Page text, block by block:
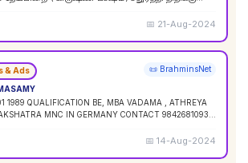
📅 21-Aug-2024
& Ads 📜 BrahminsNet
1989 QUALIFICATION BE, MBA VADAMA , ATHREYA
MNC IN GERMANY CONTACT 9842681093 /
📅14-Aug-2024